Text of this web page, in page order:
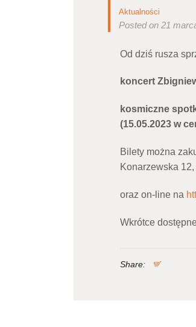
Aktualności
Posted on 21
Od dziś rusza
koncert
kosmiczne
(15.05.2023 w
Bilety można
Konarzewska 12,
oraz on-line na
Wkrótce
Share: